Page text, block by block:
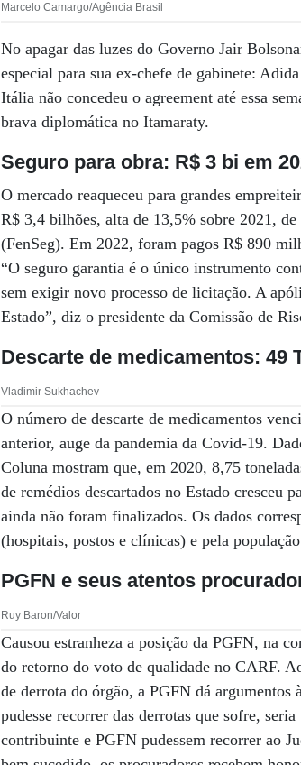
Marcelo Camargo/Agência Brasil
No apagar das luzes do Governo Jair
especial para sua ex-chefe de gabinete:
Itália não concedeu o agreement até essa
brava diplomática no Itamaraty.
Seguro para obra: R$ 3 bi em
O mercado reaqueceu para grandes
R$ 3,4 bilhões, alta de 13,5% sobre 2021,
(FenSeg). Em 2022, foram pagos R$ 890
“O seguro garantia é o único instrumento
sem exigir novo processo de licitação. A
Estado”, diz o presidente da Comissão de
Descarte de medicamentos: 49
Vladimir Sukhachev
O número de descarte de medicamentos
anterior, auge da pandemia da Covid-19.
Coluna mostram que, em 2020, 8,75
de remédios descartados no Estado cresceu
ainda não foram finalizados. Os dados
(hospitais, postos e clínicas) e pela
PGFN e seus atentos
Ruy Baron/Valor
Causou estranheza a posição da PGFN, na
do retorno do voto de qualidade no CARF.
de derrota do órgão, a PGFN dá argumentos
pudesse recorrer das derrotas que sofre,
contribuinte e PGFN pudessem recorrer ao